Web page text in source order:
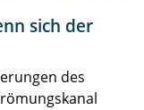
sich der
des